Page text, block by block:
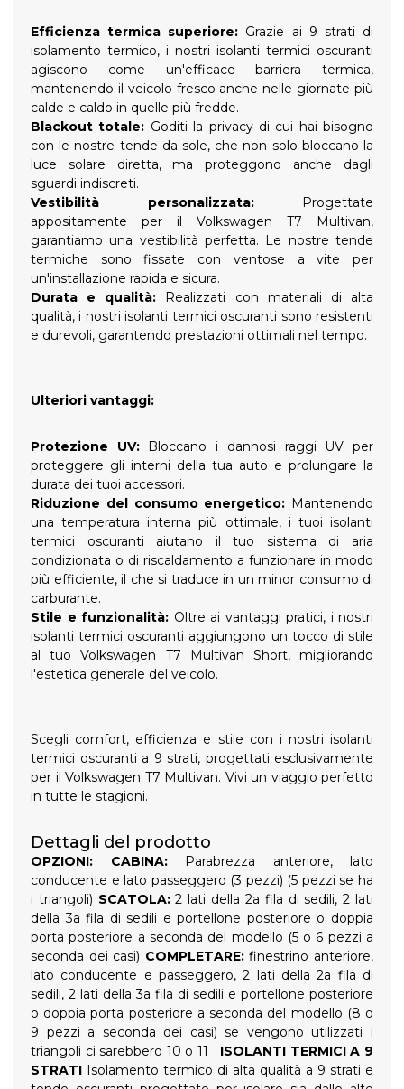
Efficienza termica superiore: Grazie ai 9 strati di
isolamento termico, i nostri isolanti termici oscuranti
agiscono come un'efficace barriera termica,
mantenendo il veicolo fresco anche nelle giornate più
calde e caldo in quelle più fredde.
Blackout totale: Goditi la privacy di cui hai bisogno
con le nostre tende da sole, che non solo bloccano la
luce solare diretta, ma proteggono anche dagli
sguardi indiscreti.
Vestibilità personalizzata:Progettate
appositamente per il Volkswagen T7 Multivan,
garantiamo una vestibilità perfetta. Le nostre tende
termiche sono fissate con ventose a vite per
un'installazione rapida e sicura.
Durata e qualità: Realizzati con materiali di alta
qualità, i nostri isolanti termici oscuranti sono resistenti
e durevoli, garantendo prestazioni ottimali nel tempo.
Ulteriori vantaggi:
Protezione UV:Bloccano i dannosi raggi UV per
proteggere gli interni della tua auto e prolungare la
durata dei tuoi accessori.
Riduzione del consumo energetico: Mantenendo
una temperatura interna più ottimale, i tuoi isolanti
termici oscuranti aiutano il tuo sistema di aria
condizionata o di riscaldamento a funzionare in modo
più efficiente, il che si traduce in un minor consumo di
carburante.
Stile e funzionalità: Oltre ai vantaggi pratici, i nostri
isolanti termici oscuranti aggiungono un tocco di stile
al tuo Volkswagen T7 Multivan Short, migliorando
l'estetica generale del veicolo.
Scegli comfort, efficienza e stile con i nostri isolanti
termici oscuranti a 9 strati, progettati esclusivamente
per il Volkswagen T7 Multivan. Vivi un viaggio perfetto
in tutte le stagioni.
Dettagli del prodotto
OPZIONI: CABINA:Parabrezza anteriore, lato
conducente e lato passeggero (3 pezzi) (5 pezzi se ha
i triangoli) SCATOLA:2 lati della 2a fila di sedili, 2 lati
della 3a fila di sedili e portellone posteriore o doppia
porta posteriore a seconda del modello (5 o 6 pezzi a
seconda dei casi) COMPLETARE:finestrino anteriore,
lato conducente e passeggero, 2 lati della 2a fila di
sedili, 2 lati della 3a fila di sedili e portellone posteriore
o doppia porta posteriore a seconda del modello (8 o
9 pezzi a seconda dei casi) se vengono utilizzati i
triangoli ci sarebbero 10 o 11 ISOLANTI TERMICI A 9
STRATI Isolamento termico di alta qualità a 9 strati e